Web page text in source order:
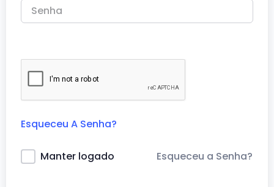
Esqueceu A Senha?
Manter logado Esqueceu a Senha?